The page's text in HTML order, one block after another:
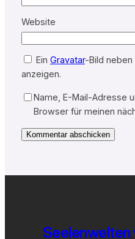
Website
Ein Gravatar-Bild neben
anzeigen.
Name, E-Mail-Adresse
Browser für meinen
Seelenwelten